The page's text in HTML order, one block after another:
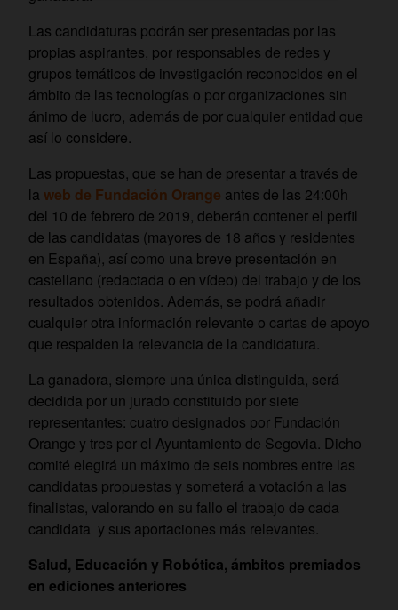
Las candidaturas podrán ser presentadas por las
propias aspirantes, por responsables de redes y
grupos temáticos de investigación reconocidos en el
ámbito de las tecnologías o por organizaciones sin
ánimo de lucro, además de por cualquier entidad que
así lo considere.
Las propuestas, que se han de presentar a través de
la web de Fundación Orange antes de las 24:00h
del 10 de febrero de 2019, deberán contener el perfil
de las candidatas (mayores de 18 años y residentes
en España), así como una breve presentación en
castellano (redactada o en vídeo) del trabajo y de los
resultados obtenidos. Además, se podrá añadir
cualquier otra información relevante o cartas de apoyo
que respalden la relevancia de la candidatura.
La ganadora, siempre una única distinguida, será
decidida por un jurado constituido por siete
representantes: cuatro designados por Fundación
Orange y tres por el Ayuntamiento de Segovia. Dicho
comité elegirá un máximo de seis nombres entre las
candidatas propuestas y someterá a votación a las
finalistas, valorando en su fallo el trabajo de cada
candidata y sus aportaciones más relevantes.
Salud, Educación y Robótica, ámbitos premiados
en ediciones anteriores